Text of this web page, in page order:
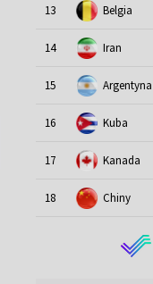
13 Belgia
14 Iran
15 Argentyna
16 Kuba
17 Kanada
18 Chiny